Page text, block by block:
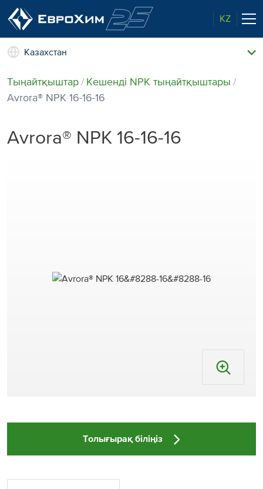
KZ
Тыңайтқыштар
Компания жайлы
Еврохим. Мүмкіндіктеріміз
Еуропалық сапа
Казахстан
Тыңайтқыштар
Кешенді NPK тыңайтқыштары
Avrora® NPK 16⁠-16⁠-16
Avrora® NPK 16⁠-16⁠-16
Толығырақ біліңіз